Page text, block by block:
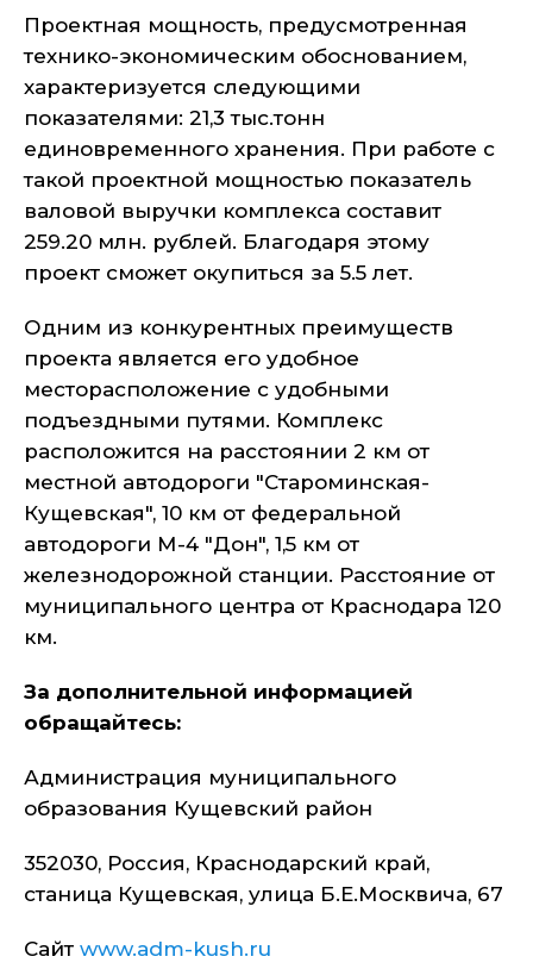
Проектная мощность, предусмотренная
технико-экономическим обоснованием,
характеризуется следующими
показателями: 21,3 тыс.тонн
единовременного хранения. При работе с
такой проектной мощностью показатель
валовой выручки комплекса составит
259.20 млн. рублей. Благодаря этому
проект сможет окупиться за 5.5 лет.
Одним из конкурентных преимуществ
проекта является его удобное
месторасположение с удобными
подъездными путями. Комплекс
расположится на расстоянии 2 км от
местной автодороги "Староминская-
Кущевская", 10 км от федеральной
автодороги М-4 "Дон", 1,5 км от
железнодорожной станции. Расстояние от
муниципального центра от Краснодара 120
км.
За дополнительной информацией
обращайтесь:
Администрация муниципального
образования Кущевский район
352030, Россия, Краснодарский край,
станица Кущевская, улица Б.Е.Москвича, 67
Сайт www.adm-kush.ru